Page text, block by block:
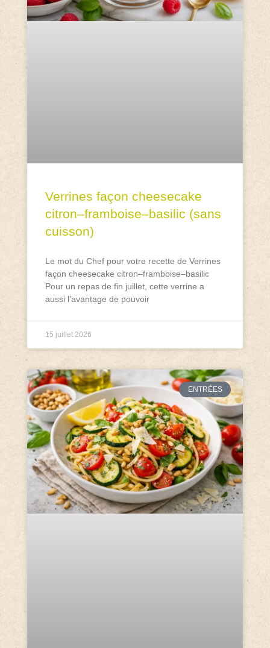
Verrines façon cheesecake
citron–framboise–basilic (sans
cuisson)
Le mot du Chef pour votre recette de Verrines
façon cheesecake citron–framboise–basilic
Pour un repas de fin juillet, cette verrine a
aussi l’avantage de pouvoir
15 juillet 2026
ENTRÉES